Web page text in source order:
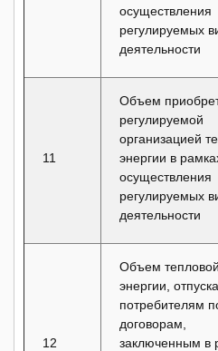
осуществления
регулируемых
деятельности
11
Объем
регулируемой
организацией
энергии в
осуществления
регулируемых
деятельности
12
Объем тепловой
энергии,
потребителям
договорам,
заключенным в